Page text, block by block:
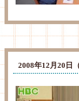
2008年12月20